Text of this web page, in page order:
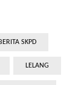
BERITA SKPD
LELANG